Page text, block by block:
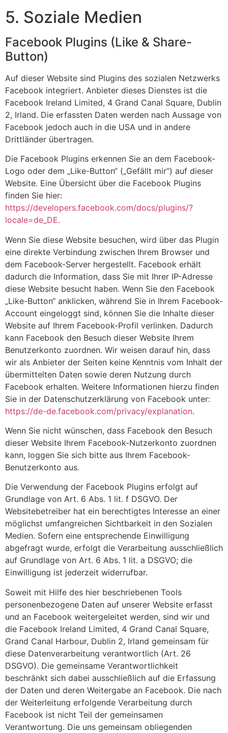
5. Soziale Medien
Facebook Plugins (Like & Share-
Button)
Auf dieser Website sind Plugins des sozialen Netzwerks
Facebook integriert. Anbieter dieses Dienstes ist die
Facebook Ireland Limited, 4 Grand Canal Square, Dublin
2, Irland. Die erfassten Daten werden nach Aussage von
Facebook jedoch auch in die USA und in andere
Drittländer übertragen.
Die Facebook Plugins erkennen Sie an dem Facebook-
Logo oder dem „Like-Button“ („Gefällt mir“) auf dieser
Website. Eine Übersicht über die Facebook Plugins
finden Sie hier:
https://developers.facebook.com/docs/plugins/?
locale=de_DE.
Wenn Sie diese Website besuchen, wird über das Plugin
eine direkte Verbindung zwischen Ihrem Browser und
dem Facebook-Server hergestellt. Facebook erhält
dadurch die Information, dass Sie mit Ihrer IP-Adresse
diese Website besucht haben. Wenn Sie den Facebook
„Like-Button“ anklicken, während Sie in Ihrem Facebook-
Account eingeloggt sind, können Sie die Inhalte dieser
Website auf Ihrem Facebook-Profil verlinken. Dadurch
kann Facebook den Besuch dieser Website Ihrem
Benutzerkonto zuordnen. Wir weisen darauf hin, dass
wir als Anbieter der Seiten keine Kenntnis vom Inhalt der
übermittelten Daten sowie deren Nutzung durch
Facebook erhalten. Weitere Informationen hierzu finden
Sie in der Datenschutzerklärung von Facebook unter:
https://de-de.facebook.com/privacy/explanation.
Wenn Sie nicht wünschen, dass Facebook den Besuch
dieser Website Ihrem Facebook-Nutzerkonto zuordnen
kann, loggen Sie sich bitte aus Ihrem Facebook-
Benutzerkonto aus.
Die Verwendung der Facebook Plugins erfolgt auf
Grundlage von Art. 6 Abs. 1 lit. f DSGVO. Der
Websitebetreiber hat ein berechtigtes Interesse an einer
möglichst umfangreichen Sichtbarkeit in den Sozialen
Medien. Sofern eine entsprechende Einwilligung
abgefragt wurde, erfolgt die Verarbeitung ausschließlich
auf Grundlage von Art. 6 Abs. 1 lit. a DSGVO; die
Einwilligung ist jederzeit widerrufbar.
Soweit mit Hilfe des hier beschriebenen Tools
personenbezogene Daten auf unserer Website erfasst
und an Facebook weitergeleitet werden, sind wir und
die Facebook Ireland Limited, 4 Grand Canal Square,
Grand Canal Harbour, Dublin 2, Irland gemeinsam für
diese Datenverarbeitung verantwortlich (Art. 26
DSGVO). Die gemeinsame Verantwortlichkeit
beschränkt sich dabei ausschließlich auf die Erfassung
der Daten und deren Weitergabe an Facebook. Die nach
der Weiterleitung erfolgende Verarbeitung durch
Facebook ist nicht Teil der gemeinsamen
Verantwortung. Die uns gemeinsam obliegenden